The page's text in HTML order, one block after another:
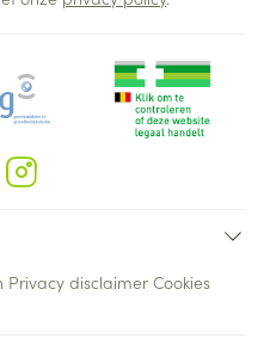
Privacy disclaimer Cookies